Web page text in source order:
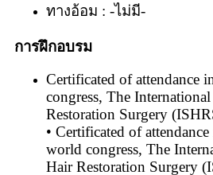
ทางอ้อม : -ไม่มี-
การฝึกอบรม
Certificated of attendance
congress, The
Restoration Surgery
• Certificated of
world congress, The
Hair Restoration Surgery